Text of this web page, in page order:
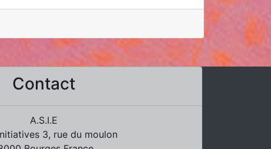
Contact
A.S.I.E
3, rue du moulon